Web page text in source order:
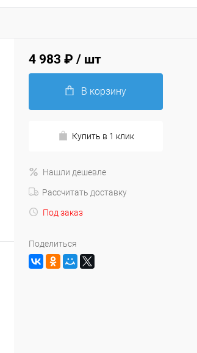
4 983 ₽ / шт
В корзину
Купить в 1 клик
Нашли дешевле
Рассчитать доставку
Под заказ
Поделиться